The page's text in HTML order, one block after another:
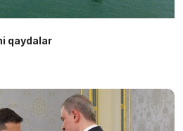
qaydalar